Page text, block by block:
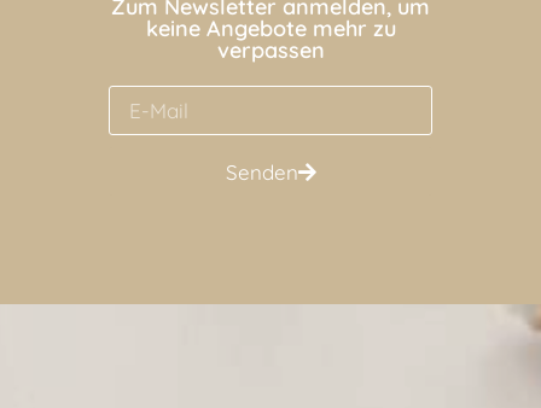
Zum Newsletter anmelden, um
keine Angebote mehr zu
verpassen
Senden